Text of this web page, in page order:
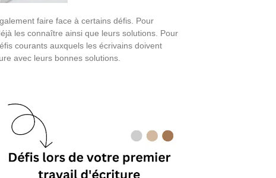
faire face à certains défis. Pour
les connaître ainsi que leurs solutions. Pour
courants auxquels les écrivains doivent
avec leurs bonnes solutions.